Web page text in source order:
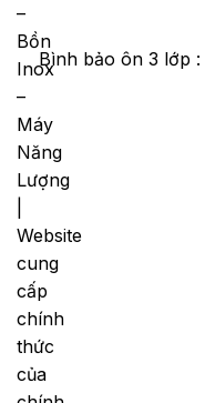
Bình bảo ôn 3 lớp :